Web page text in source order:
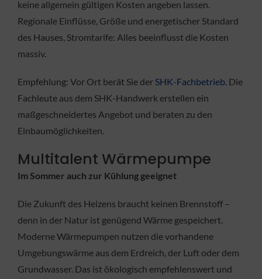
keine allgemein gültigen Kosten angeben lassen.
Regionale Einflüsse, Größe und energetischer Standard
des Hauses, Stromtarife: Alles beeinflusst die Kosten
massiv.
Empfehlung: Vor Ort berät Sie derSHK-Fachbetrieb. Die
Fachleute aus dem SHK-Handwerk erstellen ein
maßgeschneidertes Angebot und beraten zu den
Einbaumöglichkeiten.
Multitalent Wärmepumpe
Im Sommer auch zur Kühlung geeignet
Die Zukunft des Heizens braucht keinen Brennstoff –
denn in der Natur ist genügend Wärme gespeichert.
Moderne Wärmepumpen nutzen die vorhandene
Umgebungswärme aus dem Erdreich, der Luft oder dem
Grundwasser. Das ist ökologisch empfehlenswert und